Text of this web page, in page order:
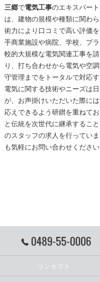
三郷で電気工事のエキスパー
は、建物の規模や種類に関わ
術力により口コミで高い評価
手商業施設や病院、学校、プ
較的大規模な電気関連工事を
り、打ち合わせから電気や空
守管理までをトータルで対応す
電気に関する技術やニーズは
が、お声掛けいただいた際に
応えできるよう研鑚を重ねて
と伝統を次世代に継承すること
のスタッフの求人を行ってい
も気軽にお問い合わせください
0489-55-0006
コンセプト